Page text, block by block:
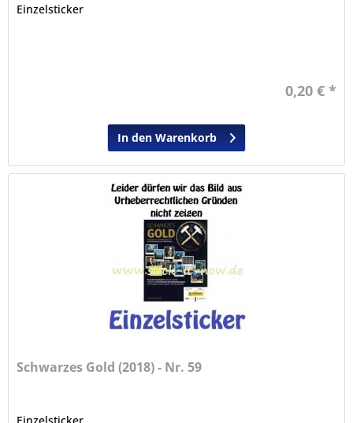
Einzelsticker
0,20 € *
In den Warenkorb
Schwarzes Gold (2018) - Nr. 59
Einzelsticker